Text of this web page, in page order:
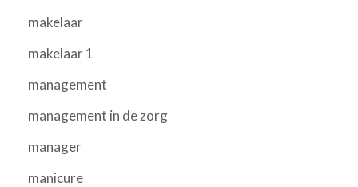
makelaar
makelaar 1
management
management in de zorg
manager
manicure